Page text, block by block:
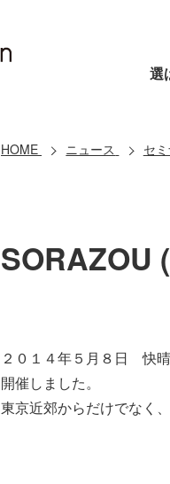
選
HOME ニュース セ
SORAZOU
２０１４年５月８日 快
開催しました。
東京近郊からだけでなく